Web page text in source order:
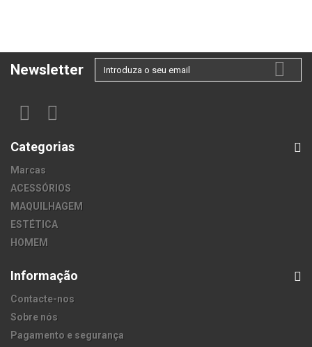
Newsletter
Categorias
Marcas
ACESSÓRIOS
MAQUILHAGEM
ESTÉTICA
HOMEM
Informação
Contacte-nos
Sobre nós
Pagamento e segurança